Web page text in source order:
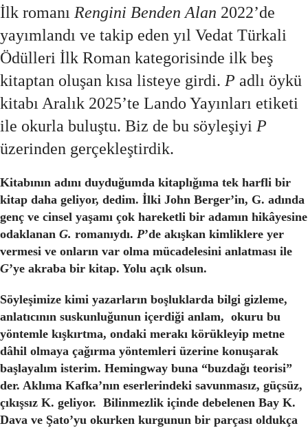
İlk romanı Rengini Benden Alan 2022’de
yayımlandı ve takip eden yıl Vedat Türkali
Ödülleri İlk Roman kategorisinde ilk beş
kitaptan oluşan kısa listeye girdi. P adlı öykü
kitabı Aralık 2025’te Lando Yayınları etiketi
ile okurla buluştu. Biz de bu söyleşiyi P
üzerinden gerçekleştirdik.
Kitabının adını duyduğumda kitaplığıma tek harfli bir
kitap daha geliyor, dedim. İlki John Berger’in, G. adında
genç ve cinsel yaşamı çok hareketli bir adamın hikâyesine
odaklanan G. romanıydı. P’de akışkan kimliklere yer
vermesi ve onların var olma mücadelesini anlatması ile
G’ye akraba bir kitap. Yolu açık olsun.
Söyleşimize kimi yazarların boşluklarda bilgi gizleme,
anlatıcının suskunluğunun içerdiği anlam, okuru bu
yöntemle kışkırtma, ondaki merakı körükleyip metne
dâhil olmaya çağırma yöntemleri üzerine konuşarak
başlayalım isterim. Hemingway buna “buzdağı teorisi”
der. Aklıma Kafka’nın eserlerindeki savunmasız, güçsüz,
çıkışsız K. geliyor. Bilinmezlik içinde debelenen Bay K.
Dava ve Şato’yu okurken kurgunun bir parçası oldukça